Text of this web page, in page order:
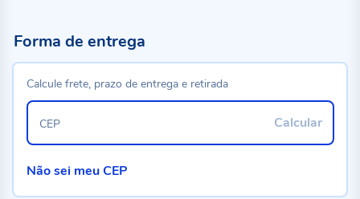
Forma de entrega
Calcule frete, prazo de entrega e retirada
Calcular
CEP
Não sei meu CEP